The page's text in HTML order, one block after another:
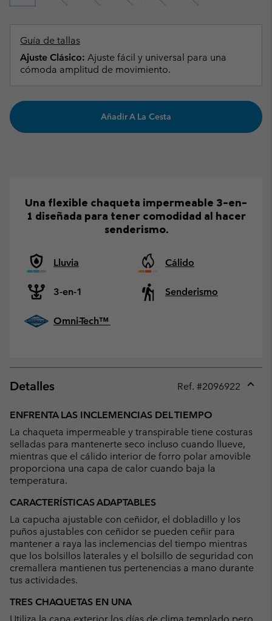
Guía de tallas
Ajuste Clásico: Ajuste fácil y universal para una
cómoda amplitud de movimiento.
Añadir A La Cesta
Una flexible chaqueta impermeable 3-en-
1 diseñada para tener comodidad al hacer
senderismo.
Lluvia Cálido
3-en-1 Senderismo
Omni-Tech™
Detalles Ref. #2096922
ENFRENTA LAS INCLEMENCIAS DEL TIEMPO
La chaqueta impermeable y transpirable tiene costuras
selladas para mantenerte seco incluso cuando llueve,
mientras que el cálido interior de forro polar amovible
proporciona una capa de calor cuando baja la
temperatura.
CARACTERÍSTICAS ADAPTABLES
La capucha ajustable con ceñidor, el dobladillo y los
puños ajustables con ceñidor se pueden ceñir para
mantener a raya las inclemencias del tiempo mientras
que los bolsillos laterales y el bolsillo de seguridad con
cremallera mantienen tus pertenencias a mano durante
tus actividades.
TRES CHAQUETAS EN UNA
Utiliza la capa exterior los días de clima templado pero